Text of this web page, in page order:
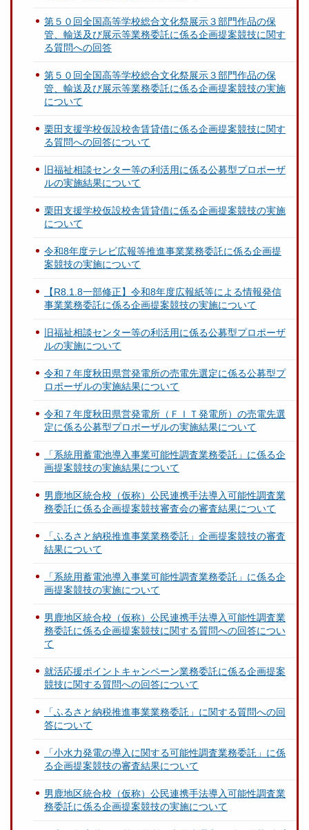
第５０回全国高等学校総合文化祭展示３部門作品の保
管、輸送及び展示等業務委託に係る企画提案競技に関す
る質問への回答
第５０回全国高等学校総合文化祭展示３部門作品の保
管、輸送及び展示等業務委託に係る企画提案競技の実施
について
栗田支援学校仮設校舎賃貸借に係る企画提案競技に関す
る質問への回答について
旧福祉相談センター等の利活用に係る公募型プロポーザ
ルの実施結果について
栗田支援学校仮設校舎賃貸借に係る企画提案競技の実施
について
令和8年度テレビ広報等推進事業業務委託に係る企画提
案競技の実施について
【R8.1.8一部修正】令和8年度広報紙等による情報発信
事業業務委託に係る企画提案競技の実施について
旧福祉相談センター等の利活用に係る公募型プロポーザ
ルの実施について
令和７年度秋田県営発電所の売電先選定に係る公募型プ
ロポーザルの実施結果について
令和７年度秋田県営発電所（ＦＩＴ発電所）の売電先選
定に係る公募型プロポーザルの実施結果について
「系統用蓄電池導入事業可能性調査業務委託」に係る企
画提案競技の実施結果について
男鹿地区統合校（仮称）公民連携手法導入可能性調査業
務委託に係る企画提案競技審査会の審査結果について
「ふるさと納税推進事業業務委託」企画提案競技の審査
結果について
「系統用蓄電池導入事業可能性調査業務委託」に係る企
画提案競技の実施について
男鹿地区統合校（仮称）公民連携手法導入可能性調査業
務委託に係る企画提案競技に関する質問への回答につい
て
就活応援ポイントキャンペーン業務委託に係る企画提案
競技に関する質問への回答について
「ふるさと納税推進事業業務委託」に関する質問への回
答について
「小水力発電の導入に関する可能性調査業務委託」に係
る企画提案競技の審査結果について
男鹿地区統合校（仮称）公民連携手法導入可能性調査業
務委託に係る企画提案競技の実施について